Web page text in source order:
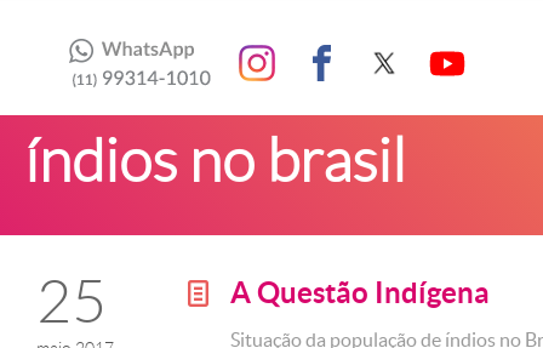
índios no brasil
25 g A Questão Indígena
Situação da população de índios no